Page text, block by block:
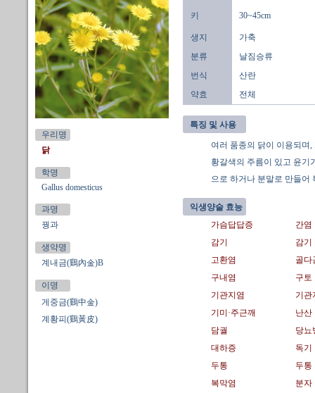
우리명
닭
학명
Gallus domesticus
과명
꿩과
생약명
계내금(鷄內金)B
이명
게중금(鷄中金)
계황피(鷄黃皮)
키 30~45cm
생지
가축
분류
날짐승류
번식
산란
약효
전체
특징 및 사용
여러 품종의 닭이 이용되며
황갈색의 주름이 있고 윤기
으로 하거나 분말로 만들어
익생양술 효능
가슴답답증
간염
감기
감기
고환염
골다
구내염
구토
기관지염
기관
기미·주근깨
난산
담궐
당뇨
대하증
독기
두통
두통
복막염
분자